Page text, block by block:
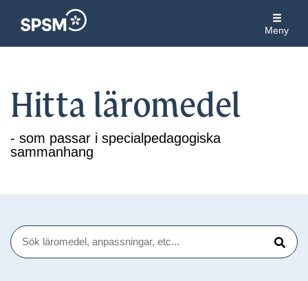
Meny
Hitta läromedel
- som passar i specialpedagogiska
sammanhang
Sök
Sök